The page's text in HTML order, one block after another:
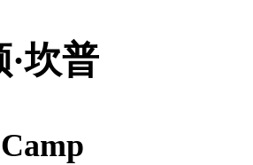
坎普